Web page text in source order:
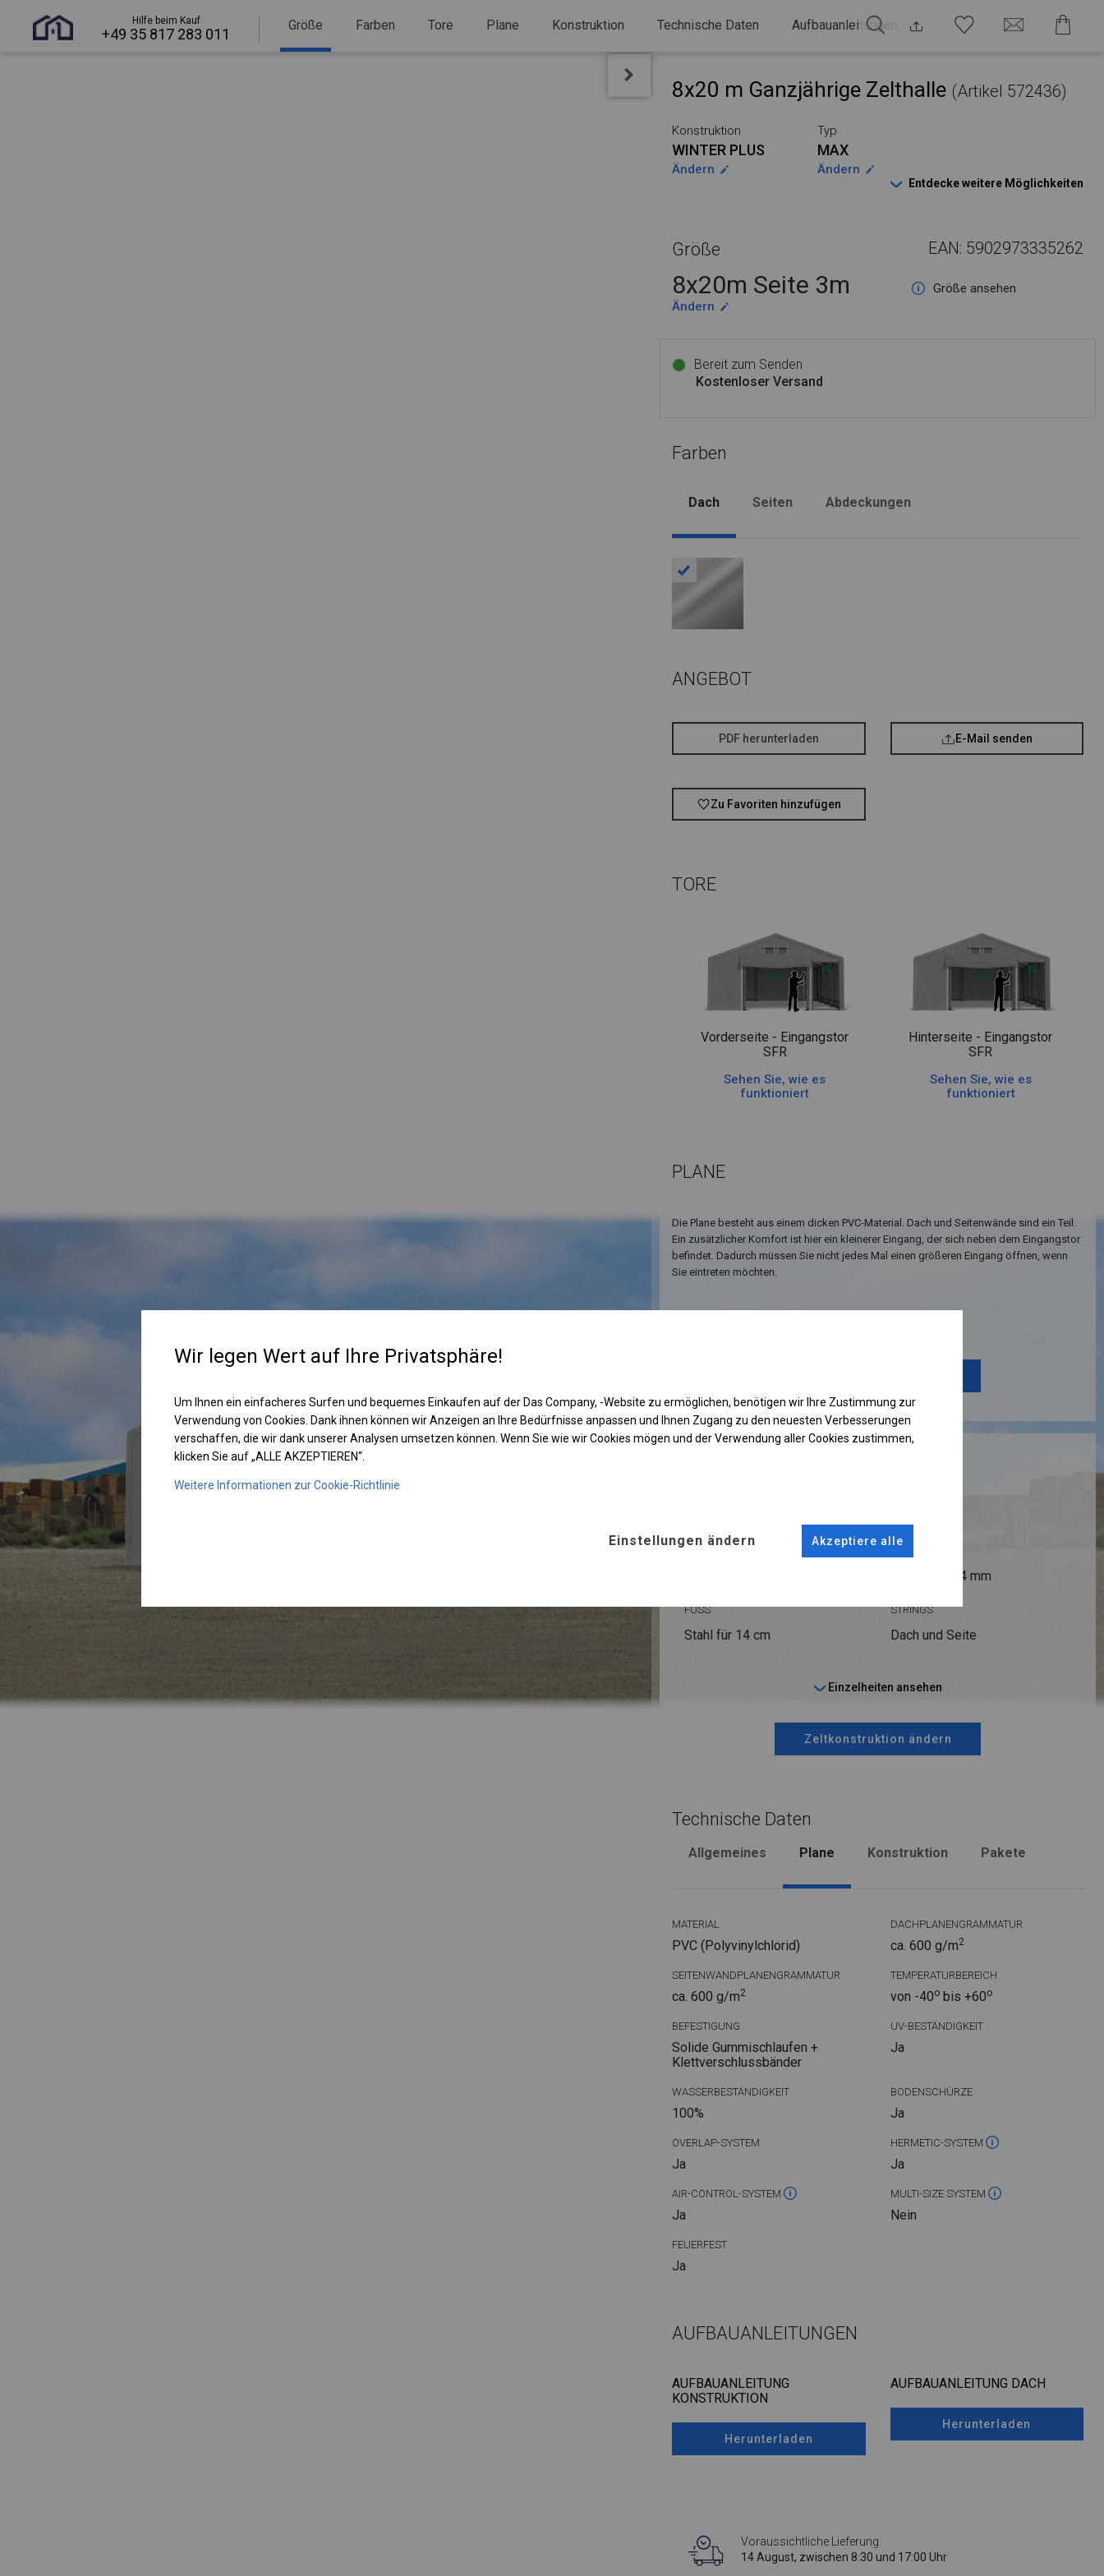
Hilfe beim Kauf
+49 35 817 283 011
Größe Farben Tore Plane Konstruktion Technische Daten Aufbauanleitungen
8x20 m Ganzjährige Zelthalle (Artikel 572436)
Konstruktion
WINTER PLUS
Ändern
Typ
MAX
Ändern
Entdecke weitere Möglichkeiten
Größe EAN: 5902973335262
8x20m Seite 3m
Größe ansehen
Ändern
Bereit zum Senden
Kostenloser Versand
Farben
Dach Seiten Abdeckungen
ANGEBOT
PDF herunterladen E-Mail senden
Zu Favoriten hinzufügen
TORE
Vorderseite - Eingangstor
SFR
Sehen Sie, wie es
funktioniert
Hinterseite - Eingangstor
SFR
Sehen Sie, wie es
funktioniert
PLANE
Die Plane besteht aus einem dicken PVC-Material. Dach und Seitenwände sind ein Teil.
Ein zusätzlicher Komfort ist hier ein kleinerer Eingang, der sich neben dem Eingangstor
befindet. Dadurch müssen Sie nicht jedes Mal einen größeren Eingang öffnen, wenn
Sie eintreten möchten.
fi 54 mm
FUSS
Stahl für 14 cm
STRINGS
Dach und Seite
Einzelheiten ansehen
Zeltkonstruktion ändern
Technische Daten
Allgemeines Plane Konstruktion Pakete
MATERIAL
PVC (Polyvinylchlorid)
DACHPLANENGRAMMATUR
ca. 600 g/m2
SEITENWANDPLANENGRAMMATUR
ca. 600 g/m2
TEMPERATURBEREICH
von -40obis +60o
BEFESTIGUNG
Solide Gummischlaufen +
Klettverschlussbänder
UV-BESTÄNDIGKEIT
Ja
WASSERBESTÄNDIGKEIT
100%
BODENSCHÜRZE
Ja
OVERLAP-SYSTEM
Ja
HERMETIC-SYSTEM
Ja
AIR-CONTROL-SYSTEM
Ja
MULTI-SIZE SYSTEM
Nein
FEUERFEST
Ja
AUFBAUANLEITUNGEN
AUFBAUANLEITUNG
KONSTRUKTION
Herunterladen
AUFBAUANLEITUNG DACH
Herunterladen
Voraussichtliche Lieferung:
14 August, zwischen 8:30 und 17:00 Uhr
Wir legen Wert auf Ihre Privatsphäre!
Um Ihnen ein einfacheres Surfen und bequemes Einkaufen auf der Das Company, -Website zu ermöglichen, benötigen wir Ihre Zustimmung zur
Verwendung von Cookies. Dank ihnen können wir Anzeigen an Ihre Bedürfnisse anpassen und Ihnen Zugang zu den neuesten Verbesserungen
verschaffen, die wir dank unserer Analysen umsetzen können. Wenn Sie wie wir Cookies mögen und der Verwendung aller Cookies zustimmen,
klicken Sie auf „ALLE AKZEPTIEREN“.
Weitere Informationen zur Cookie-Richtlinie
Einstellungen ändern Akzeptiere alle